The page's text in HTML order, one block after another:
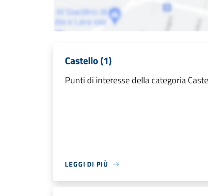
Castello (1)
Punti di interesse della categoria
LEGGI DI PIÙ